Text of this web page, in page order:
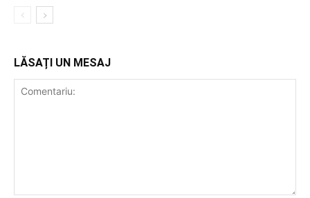
LĂSAȚI UN MESAJ